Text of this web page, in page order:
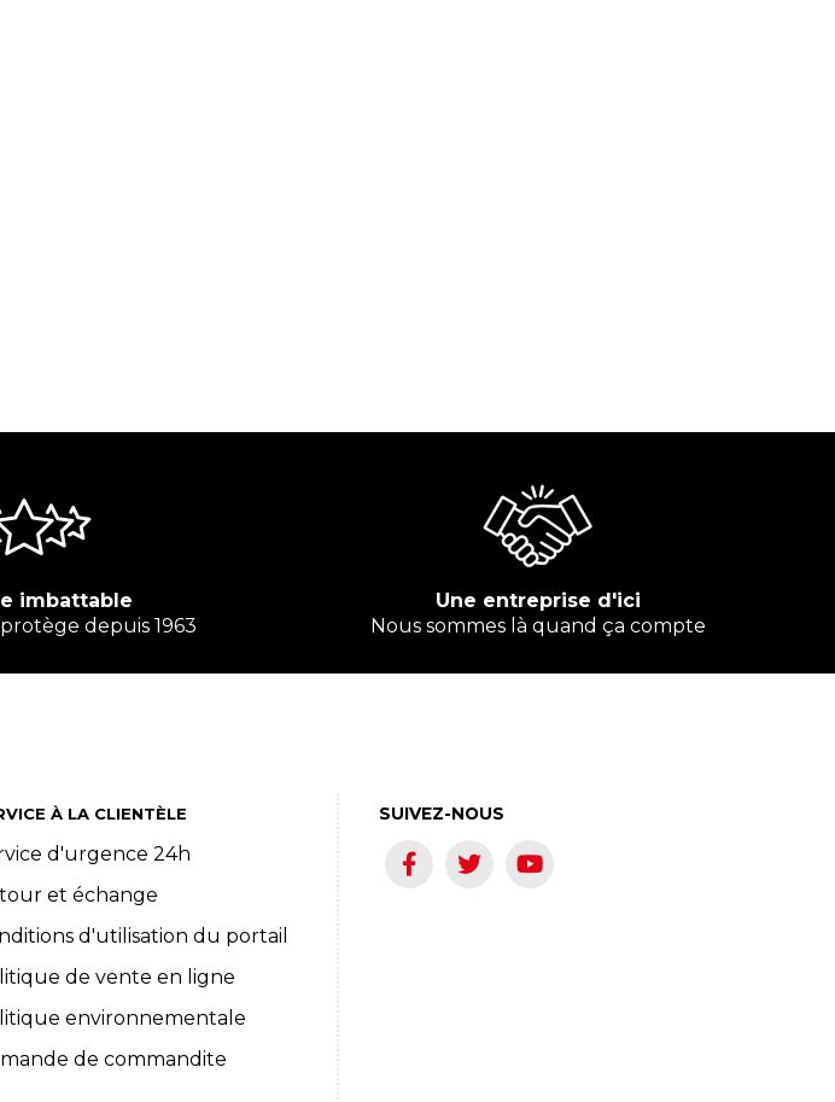
imbattable
depuis 1963
Une entreprise d'ici
Nous sommes là quand ça compte
À LA CLIENTÈLE
d'urgence 24h
et échange
d'utilisation du portail
de vente en ligne
environnementale
de commandite
SUIVEZ-NOUS